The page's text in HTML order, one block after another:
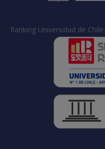
Ranking Universidad de Chile: